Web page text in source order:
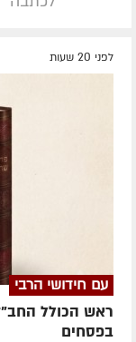
לפני 20 שעות
עם חידושי הרבי
ראש הכולל
בפסחים